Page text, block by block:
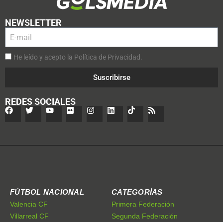
NEWSLETTER
He leído y acepto la Política de Privacidad.
Suscribirse
REDES SOCIALES
FÚTBOL NACIONAL
Valencia CF
Villarreal CF
CATEGORÍAS
Primera Federación
Segunda Federación